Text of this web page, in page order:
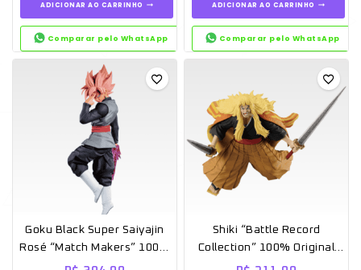
ADICIONAR AO CARRINHO
Comparar pelo WhatsApp
ADICIONAR AO CARRINHO
Comparar pelo WhatsApp
Goku Black Super Saiyajin
Rosé “Match Makers” 100%
Original Lacrado – Banpresto
Shiki “Battle Record
Collection” 100% Original
Lacrado